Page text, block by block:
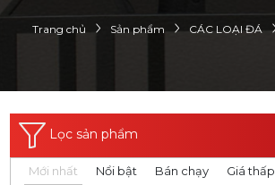
Trang chủ Sản phẩm CÁC LOẠI ĐÁ
Lọc sản phẩm
Mới nhất Nổi bật Bán chạy Giá thấp